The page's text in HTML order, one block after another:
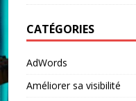
CATÉGORIES
AdWords
Améliorer sa visibilité